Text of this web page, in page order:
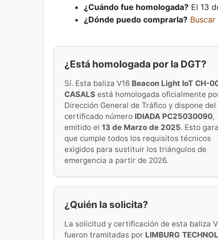
¿Cuándo fue homologada? El 13
¿Dónde puedo comprarla?
¿Está homologada por la DGT?
Sí. Esta baliza V16 Beacon Light IoT CH-
CASALS está homologada oficialmente
Dirección General de Tráfico y dispone del
certificado número IDIADA PC25030090,
emitido el 13 de Marzo de 2025. Esto
que cumple todos los requisitos técnicos
exigidos para sustituir los triángulos de
emergencia a partir de 2026.
¿Quién la solicita?
La solicitud y certificación de esta baliza
fueron tramitadas por LIMBURG